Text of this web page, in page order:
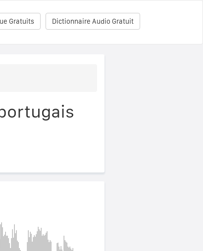
Dictionnaire Audio Gratuit
Gratuits